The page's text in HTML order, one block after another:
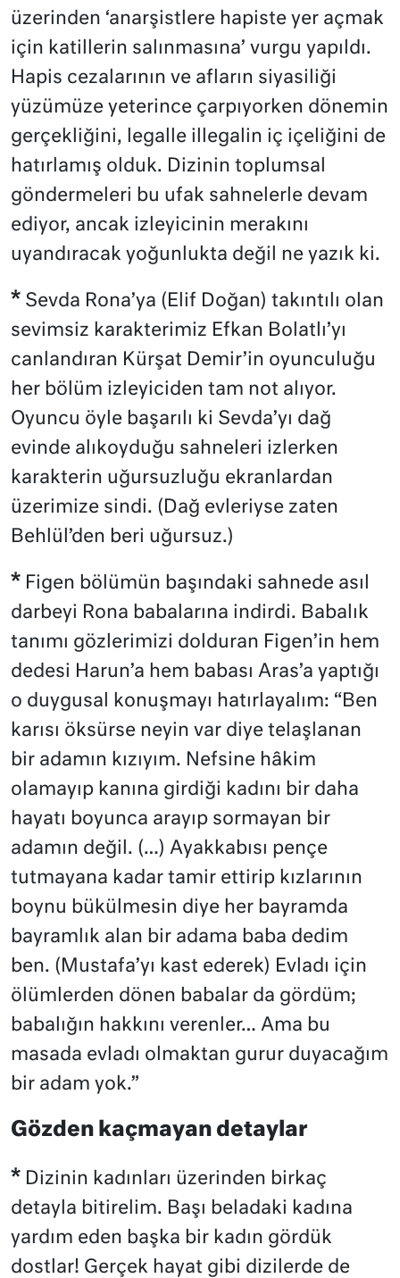
üzerinden ‘anarşistlere hapiste yer açmak
için katillerin salınmasına’ vurgu yapıldı.
Hapis cezalarının ve afların siyasiliği
yüzümüze yeterince çarpıyorken dönemin
gerçekliğini, legalle illegalin iç içeliğini de
hatırlamış olduk. Dizinin toplumsal
göndermeleri bu ufak sahnelerle devam
ediyor, ancak izleyicinin merakını
uyandıracak yoğunlukta değil ne yazık ki.
* Sevda Rona’ya (Elif Doğan) takıntılı olan
sevimsiz karakterimiz Efkan Bolatlı’yı
canlandıran Kürşat Demir’in oyunculuğu
her bölüm izleyiciden tam not alıyor.
Oyuncu öyle başarılı ki Sevda’yı dağ
evinde alıkoyduğu sahneleri izlerken
karakterin uğursuzluğu ekranlardan
üzerimize sindi. (Dağ evleriyse zaten
Behlül’den beri uğursuz.)
* Figen bölümün başındaki sahnede asıl
darbeyi Rona babalarına indirdi. Babalık
tanımı gözlerimizi dolduran Figen’in hem
dedesi Harun’a hem babası Aras’a yaptığı
o duygusal konuşmayı hatırlayalım: “Ben
karısı öksürse neyin var diye telaşlanan
bir adamın kızıyım. Nefsine hâkim
olamayıp kanına girdiği kadını bir daha
hayatı boyunca arayıp sormayan bir
adamın değil. (…) Ayakkabısı pençe
tutmayana kadar tamir ettirip kızlarının
boynu bükülmesin diye her bayramda
bayramlık alan bir adama baba dedim
ben. (Mustafa’yı kast ederek) Evladı için
ölümlerden dönen babalar da gördüm;
babalığın hakkını verenler… Ama bu
masada evladı olmaktan gurur duyacağım
bir adam yok.”
Gözden kaçmayan detaylar
* Dizinin kadınları üzerinden birkaç
detayla bitirelim. Başı beladaki kadına
yardım eden başka bir kadın gördük
dostlar! Gerçek hayat gibi dizilerde de